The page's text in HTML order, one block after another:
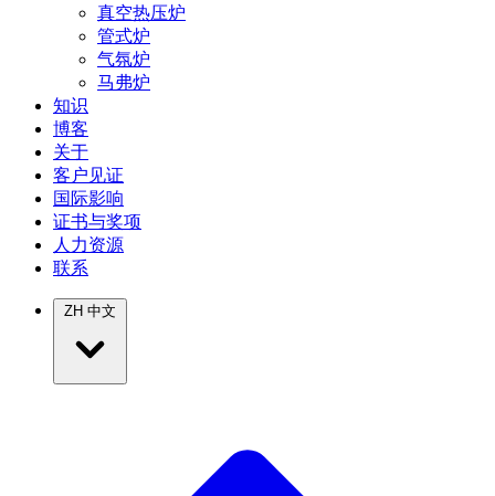
真空热压炉
管式炉
气氛炉
马弗炉
知识
博客
关于
客户见证
国际影响
证书与奖项
人力资源
联系
ZH 中文